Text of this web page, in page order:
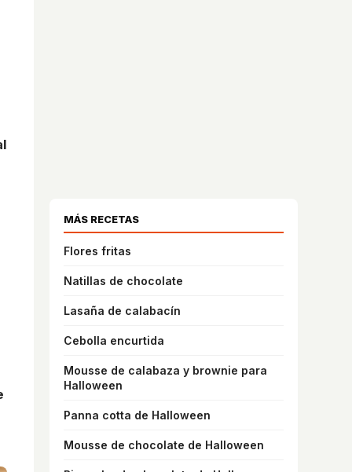
MÁS RECETAS
Flores fritas
Natillas de chocolate
Lasaña de calabacín
Cebolla encurtida
Mousse de calabaza y brownie para
Halloween
Panna cotta de Halloween
Mousse de chocolate de Halloween